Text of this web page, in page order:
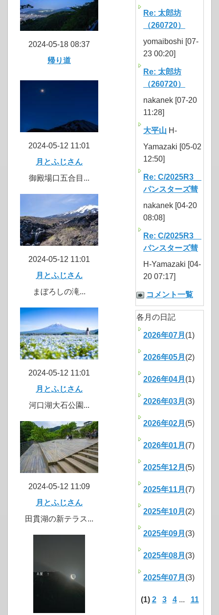
2024-05-18 08:37
帰り道
2024-05-12 11:01
月とふじさん
御殿場口五合目...
2024-05-12 11:01
月とふじさん
まぼろしの滝...
2024-05-12 11:01
月とふじさん
河口湖大石公園...
2024-05-12 11:09
月とふじさん
田貫湖の新テラス...
Re: 太郎坊
（260720）
yomaiboshi [07-
23 00:20]
Re: 太郎坊
（260720）
nakanek [07-20
11:28]
大平山 H-
Yamazaki [05-02
12:50]
Re: C/2025R3
パンスターズ彗
nakanek [04-20
08:08]
Re: C/2025R3
パンスターズ彗
H-Yamazaki [04-
20 07:17]
コメント一覧
各月の日記
2026年07月 (1)
2026年05月 (2)
2026年04月 (1)
2026年03月 (3)
2026年02月 (5)
2026年01月 (7)
2025年12月 (5)
2025年11月 (7)
2025年10月 (2)
2025年09月 (3)
2025年08月 (3)
2025年07月 (3)
(1) 2 3 4... 11